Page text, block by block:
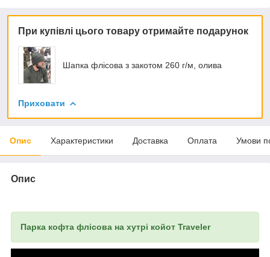
При купівлі цього товару отримайте подарунок
Шапка флісова з закотом 260 г/м, олива
Приховати
Опис Характеристики Доставка Оплата Умови
Опис
Парка кофта флісова на хутрі койот Traveler